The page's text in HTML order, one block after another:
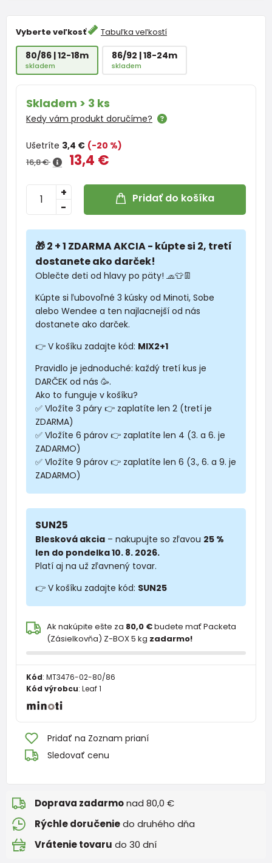
Vyberte veľkosť Tabuľka veľkostí
80/86 | 12-18m
skladem
86/92 | 18-24m
skladem
Skladem > 3 ks
Kedy vám produkt doručíme?
Ušetríte 3,4 € (-20 %)
16,8 € 13,4 €
-
+ Pridať do košíka
🎁 2 + 1 ZDARMA AKCIA - kúpte si 2, tretí
dostanete ako darček!
Oblečte deti od hlavy po päty! 🧢👕👖
Kúpte si ľubovoľné 3 kúsky od Minoti, Sobe
alebo Wendee a ten najlacnejší od nás
dostanete ako darček.
👉 V košíku zadajte kód: MIX2+1
Pravidlo je jednoduché: každý tretí kus je
DARČEK od nás 🥳.
Ako to funguje v košíku?
✅ Vložíte 3 páry 👉 zaplatíte len 2 (tretí je
ZDARMA)
✅ Vložíte 6 párov 👉 zaplatíte len 4 (3. a 6. je
ZADARMO)
✅ Vložíte 9 párov 👉 zaplatíte len 6 (3., 6. a 9. je
ZADARMO)
SUN25
Blesková akcia – nakupujte so zľavou 25 %
len do pondelka 10. 8. 2026.
Platí aj na už zľavnený tovar.
👉 V košíku zadajte kód: SUN25
Ak nakúpite ešte za 80,0 €budete mať Packeta
(Zásielkovňa) Z-BOX 5 kg zadarmo!
Kód: MT3476-02-80/86
Kód výrobcu: Leaf 1
Pridať na Zoznam prianí
Sledovať cenu
Doprava zadarmonad 80,0 €
Rýchle doručeniedo druhého dňa
Vrátenie tovaru do 30 dní